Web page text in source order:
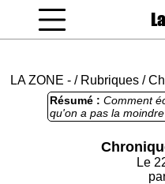
LA ZONE - / Rubriques /
Résumé : Comment
qu'on a pas la moindre
Le